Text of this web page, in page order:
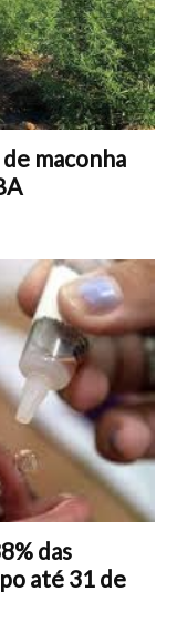
maconha
das
até 31 de